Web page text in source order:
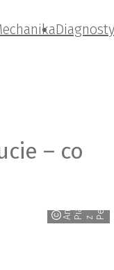
– co
A
n
d
r
e
a P
i
a
c
q u
a
d
i z P
e
x
e
l s